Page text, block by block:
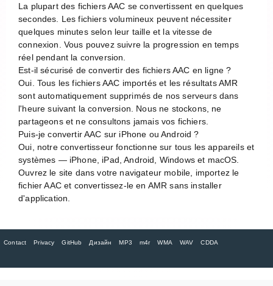
La plupart des fichiers AAC se convertissent en quelques
secondes. Les fichiers volumineux peuvent nécessiter
quelques minutes selon leur taille et la vitesse de
connexion. Vous pouvez suivre la progression en temps
réel pendant la conversion.
Est-il sécurisé de convertir des fichiers AAC en ligne ?
Oui. Tous les fichiers AAC importés et les résultats AMR
sont automatiquement supprimés de nos serveurs dans
l'heure suivant la conversion. Nous ne stockons, ne
partageons et ne consultons jamais vos fichiers.
Puis-je convertir AAC sur iPhone ou Android ?
Oui, notre convertisseur fonctionne sur tous les appareils et
systèmes — iPhone, iPad, Android, Windows et macOS.
Ouvrez le site dans votre navigateur mobile, importez le
fichier AAC et convertissez-le en AMR sans installer
d'application.
Contact Privacy GitHub Дизайн MP3 m4r WMA WAV CDDA